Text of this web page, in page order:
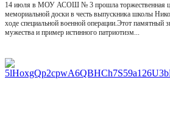
14 июля в МОУ АСОШ № 3 прошла торжественная
мемориальной доски в честь выпускника школы
ходе специальной военной операции.Этот памятный
мужества и пример истинного патриотизм...